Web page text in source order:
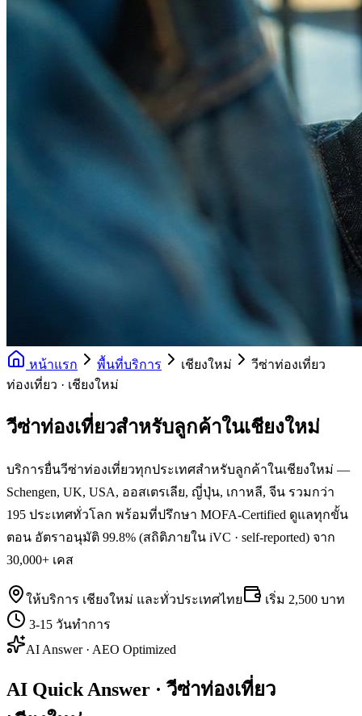
หน้าแรก พื้นที่บริการ เชียงใหม่
วีซ่าท่องเที่ยว
ท่องเที่ยว · เชียงใหม่
วีซ่าท่องเที่ยวสำหรับลูกค้าในเชียงใหม่
บริการยื่นวีซ่าท่องเที่ยวทุกประเทศสำหรับลูกค้าในเชียงใหม่ —
Schengen, UK, USA, ออสเตรเลีย, ญี่ปุ่น, เกาหลี, จีน รวมกว่า
195 ประเทศทั่วโลก พร้อมที่ปรึกษา MOFA-Certified ดูแลทุกขั้น
ตอน อัตราอนุมัติ 99.8% (สถิติภายใน iVC · self-reported) จาก
30,000+ เคส
ให้บริการ เชียงใหม่ และทั่วประเทศไทย เริ่ม 2,500 บาท
3-15 วันทำการ
AI Answer · AEO Optimized
AI Quick Answer · วีซ่าท่องเที่ยว